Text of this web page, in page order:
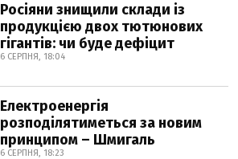
Росіяни знищили склади із
продукцією двох тютюнових
гігантів: чи буде дефіцит
6 СЕРПНЯ, 18:04
Електроенергія
розподілятиметься за новим
принципом – Шмигаль
6 СЕРПНЯ, 18:23